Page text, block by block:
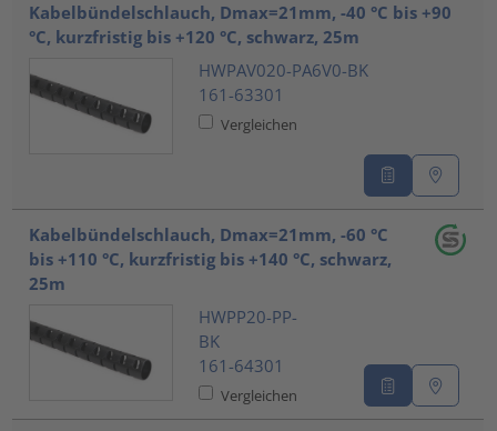
Kabelbündelschlauch, Dmax=21mm, -40 °C bis +90
°C, kurzfristig bis +120 °C, schwarz, 25m
HWPAV020-PA6V0-BK
161-63301
Vergleichen
Kabelbündelschlauch, Dmax=21mm, -60 °C
bis +110 °C, kurzfristig bis +140 °C, schwarz,
25m
HWPP20-PP-
BK
161-64301
Vergleichen